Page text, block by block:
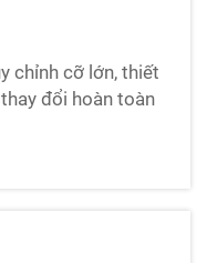
chỉnh cỡ lớn, thiết
đổi hoàn toàn
mang đồ tập gym,
thì dây đeo tốt sẽ
bền cao. Nếu